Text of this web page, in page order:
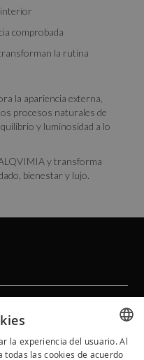
interior
comprobada
la rutina
la apariencia externa,
procesos naturales de
y luminosidad a lo
y transforma
bienestar y lujo.
SPANISH
la experiencia del usuario. Al
las cookies de acuerdo